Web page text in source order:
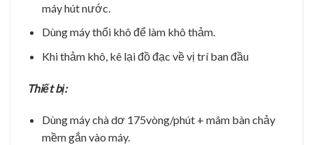
máy hút nước.
Dùng máy thổi khô để làm khô thảm.
Khi thảm khô, kê lại đồ đạc về vị trí ban đầu
Thiết bị:
Dùng máy chà dơ 175vòng/phút + mâm bàn chảy
mềm gắn vào máy.